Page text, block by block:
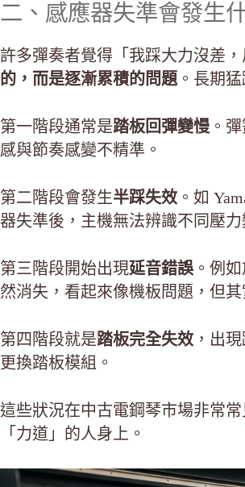
二、感應器失準會發生
許多彈奏者覺得「我踩大力沒差
的，而是逐漸累積的問題 。長期
第一階段通常是踏板回彈變慢 。
感與節奏感變不精準。
第二階段會發生半踩失效 。如
器失準後，主機無法辨識不同壓
第三階段開始出現延音錯誤 。例
然消失，看起來像機板問題，但
第四階段就是踏板完全失效 ，出
更換踏板模組。
這些狀況在中古電鋼琴市場非常
「力道」的人身上。